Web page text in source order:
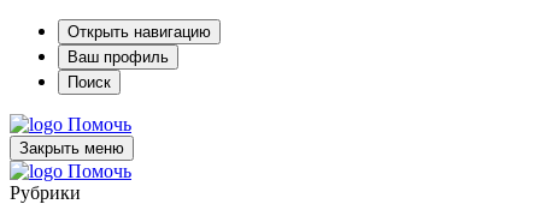
Открыть навигацию
Ваш профиль
Поиск
Помочь
Закрыть меню
Помочь
Рубрики